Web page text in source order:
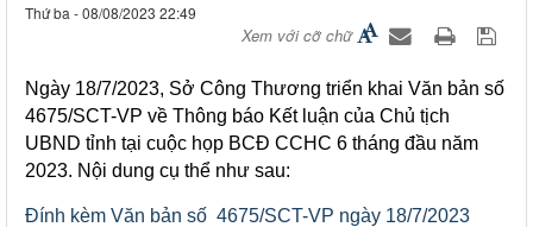
Thứ ba - 08/08/2023 22:49
Xem với cỡ chữ
​Ngày 18/7/2023, Sở Công Thương triển khai Văn bản số
4675/SCT-VP về Thông báo Kết luận của Chủ tịch
UBND tỉnh tại cuộc họp BCĐ CCHC 6 tháng đầu năm
2023. Nội dung cụ thể như sau:
Đính kèm Văn bản số 4675/SCT-VP ​ngày 18/7/2023